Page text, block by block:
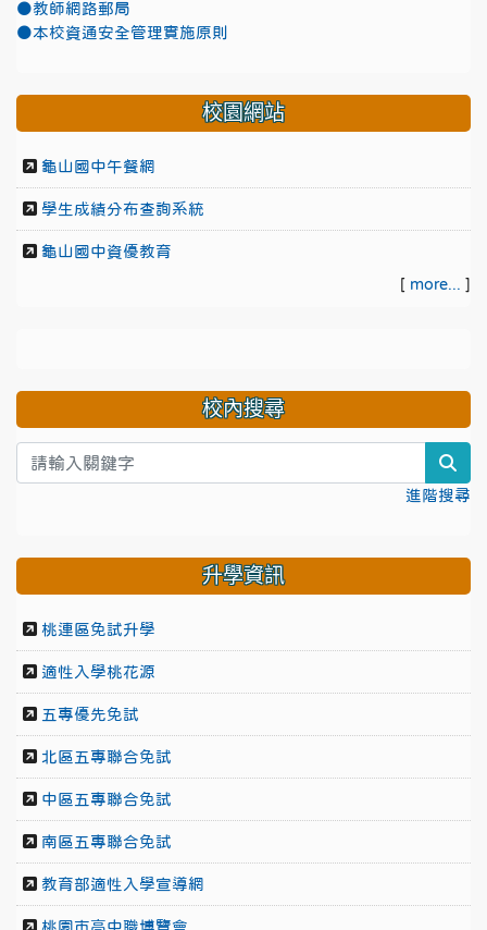
●教師網路郵局
●本校資通安全管理實施原則
校園網站
龜山國中午餐網
學生成績分布查詢系統
龜山國中資優教育
[ more... ]
校內搜尋
進階搜尋
升學資訊
桃連區免試升學
適性入學桃花源
五專優先免試
北區五專聯合免試
中區五專聯合免試
南區五專聯合免試
教育部適性入學宣導網